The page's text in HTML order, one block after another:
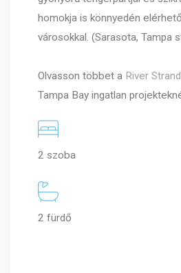
homokja is könnyedén
városokkal. (Sarasota, Tampa
Olvasson többet a River
Tampa Bay ingatlan
2 szoba
2 fürdő